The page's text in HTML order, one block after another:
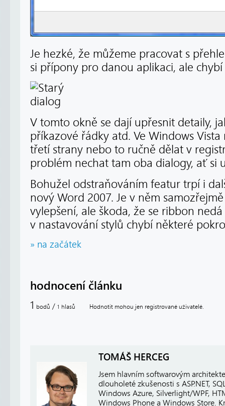
Je hezké, že můžeme pracovat s
si přípony pro danou aplikaci, ale
V tomto okně se dají upřesnit detaily,
příkazové řádky atd. Ve Windows
třetí strany nebo to ručně dělat v
problém nechat tam oba dialogy, ať si
Bohužel odstraňováním featur trpí i
nový Word 2007. Je v něm
vylepšení, ale škoda, že se ribbon
v nastavování stylů chybí některé
» na začátek
hodnocení článku
1 bodů / 1 hlasů Hodnotit mohou jen registrované uživatelé.
TOMÁŠ HERCEG
Jsem hlavním softwarovým
dlouholeté zkušenosti s ASP.NET,
Windows Azure, Silverlight/WPF,
Windows Phone a Windows Store.